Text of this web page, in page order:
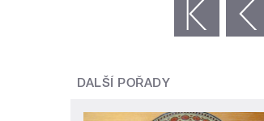
‹ předchozí
DALŠÍ POŘADY